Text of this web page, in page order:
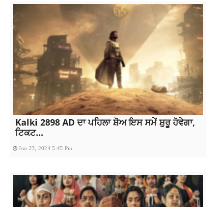
Kalki 2898 AD ਦਾ ਪਹਿਲਾ ਸ਼ੋਅ ਇਸ ਸਮੇਂ ਸ਼ੁਰੂ ਹੋਵੇਗਾ,
ਟਿਕਟ...
Jun 23, 2024 5:45 Pm